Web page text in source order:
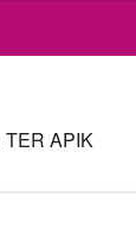
TER APIK